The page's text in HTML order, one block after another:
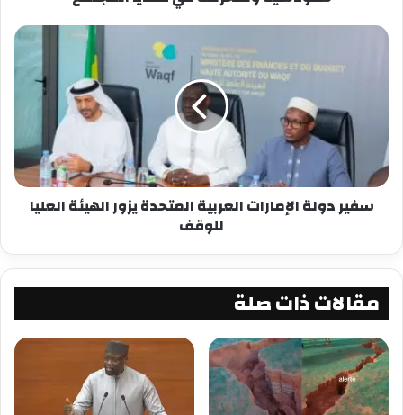
والانقسامات داخل تكتلات مثل “الإيكواس” تضعف
الاستجابة الجماعية للتهديد.
واختتم بالتحذير من أن غياب التنسيق القاري سيسمح
للجماعات المسلحة بتجاوز نقاط اللاعودة، مما قد
يعرّض استقرار غرب إفريقيا برمّته للخطر
شارك هذا الموضوع:
فيس بوك
سفير دولة الإمارات العربية المتحدة يزور الهيئة العليا
للوقف
مقالات ذات صلة